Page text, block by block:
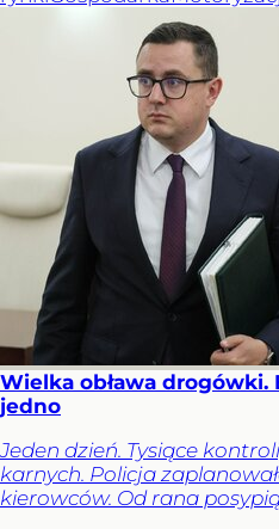
Wielka obława
jedno
Jeden dzień. Tysiące
karnych. Policja
kierowców. Od rana